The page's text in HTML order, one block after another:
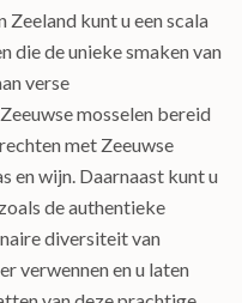
Zeeland kunt u een scala
die de unieke smaken van
verse
mosselen bereid
met Zeeuwse
en wijn. Daarnaast kunt u
de authentieke
diversiteit van
verwennen en u laten